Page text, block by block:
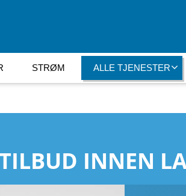
STRØM ALLE TJENESTER
INNEN